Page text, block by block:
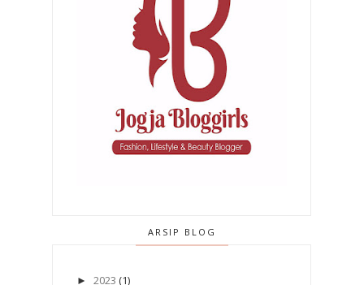
ARSIP BLOG
► 2023 (1)